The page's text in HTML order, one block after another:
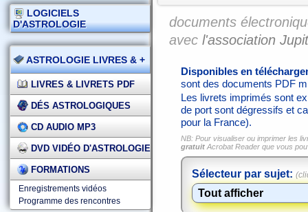
LOGICIELS
D'ASTROLOGIE
ASTROLOGIE LIVRES & +
LIVRES & LIVRETS PDF
DÉS ASTROLOGIQUES
CD AUDIO MP3
DVD VIDÉO D'ASTROLOGIE
FORMATIONS
Enregistrements vidéos
Programme des rencontres
documents
avec l'association
Disponibles en
sont des documents PDF
Les livrets imprimés sont
de port sont dégressifs et
pour la France).
NB: Pour visualiser ou imprimer les
gratuit Acrobat Reader que vous
Sélecteur par sujet: